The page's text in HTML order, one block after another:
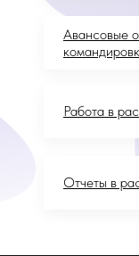
Авансовые
Работа в
Отчеты в